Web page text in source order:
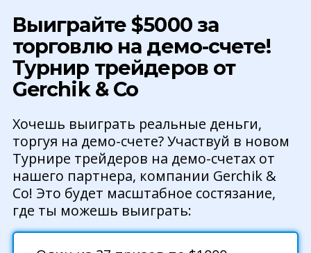
Выиграйте $5000 за
торговлю на демо-счете!
Турнир трейдеров от
Gerchik & Co
Хочешь выиграть реальные деньги,
торгуя на демо-счете? Участвуй в новом
Турнире трейдеров на демо-счетах от
нашего партнера, компании Gerchik &
Co! Это будет масштабное состязание,
где ты можешь выиграть: